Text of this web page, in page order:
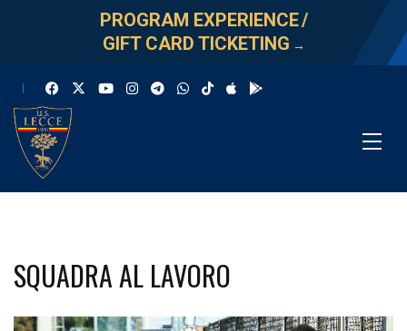
PROGRAM EXPERIENCE/
GIFT CARD TICKETING →
SQUADRA AL LAVORO